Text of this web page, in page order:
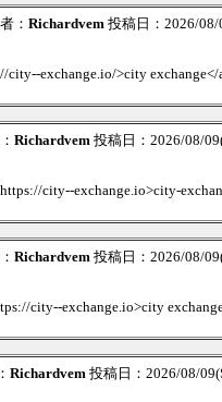
： Richardvem 投稿日：2026/
city--exchange.io/>city exchange</
Richardvem 投稿日：2026/08/
city--exchange.io>city-
Richardvem 投稿日：2026/08/
city--exchange.io>city
Richardvem 投稿日：2026/08/